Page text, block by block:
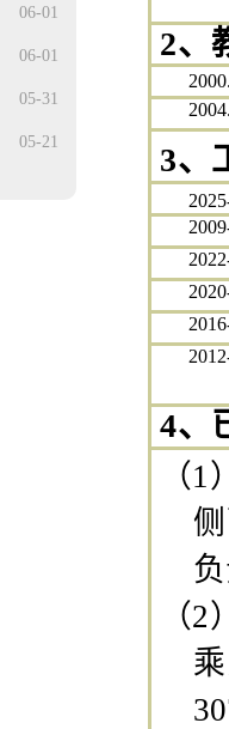
06-01
06-01
05-31
05-21
2、
2000
2004
3、
2016
2012
4、
（1
（2